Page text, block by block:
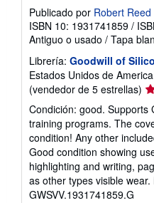
Publicado por Robert
ISBN 10: 1931741859 /
Antiguo o usado / Tapa
Librería: Goodwill of
Estados Unidos de America
(vendedor de 5 estrellas)
5
5
Condición: good. Supports
training programs. The
condition! Any other
Good condition showing
highlighting and writing,
as other types visible wear.
GWSVV.1931741859.G